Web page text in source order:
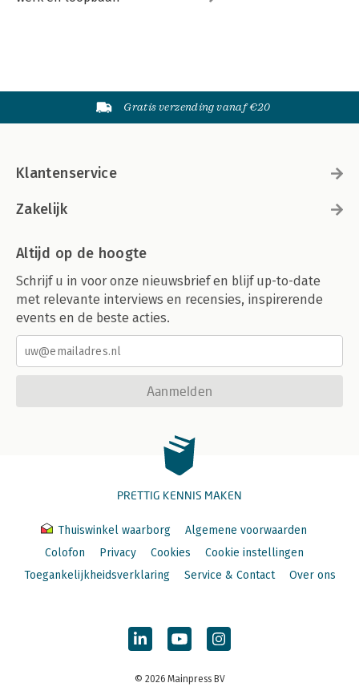
Gratis verzending vanaf €20
Klantenservice
Zakelijk
Altijd op de hoogte
Schrijf u in voor onze nieuwsbrief en blijf up-to-date
met relevante interviews en recensies, inspirerende
events en de beste acties.
Aanmelden
PRETTIG KENNIS MAKEN
Thuiswinkel waarborg
Algemene voorwaarden
Colofon
Privacy Cookies
Cookie instellingen
Toegankelijkheidsverklaring
Service & Contact Over ons
© 2026 Mainpress BV